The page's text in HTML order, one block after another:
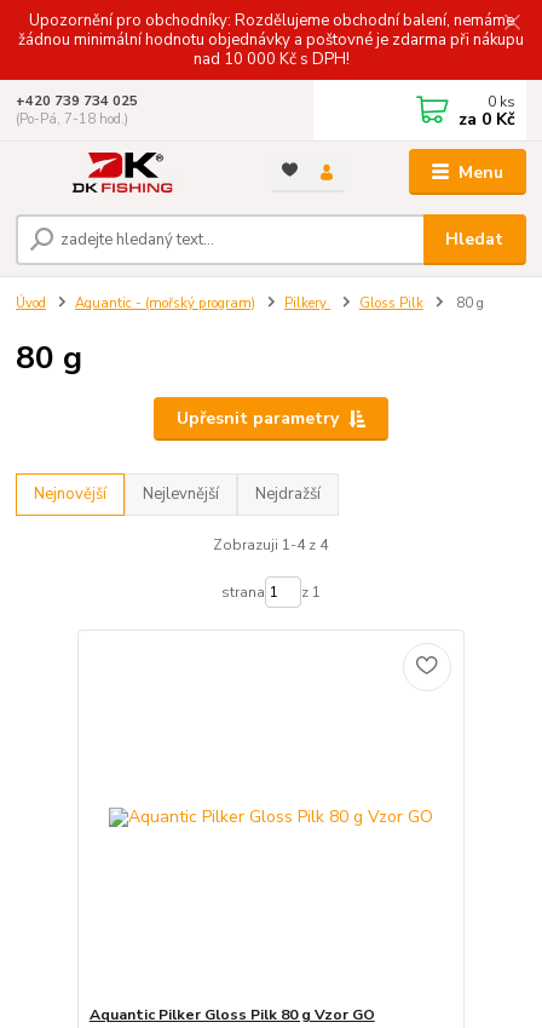
Upozornění pro obchodníky: Rozdělujeme obchodní balení, nemáme
žádnou minimální hodnotu objednávky a poštovné je zdarma při nákupu
nad 10 000 Kč s DPH!
Menu
Hledat
+420 739 734 025
(Po-Pá, 7-18 hod.)
0 ks
za 0 Kč
Úvod Aquantic - (mořský program) Pilkery Gloss Pilk 80 g
80 g
Upřesnit parametry
Nejnovější Nejlevnější Nejdražší
Zobrazuji 1-4 z 4
strana z 1
Aquantic Pilker Gloss Pilk 80 g Vzor GO